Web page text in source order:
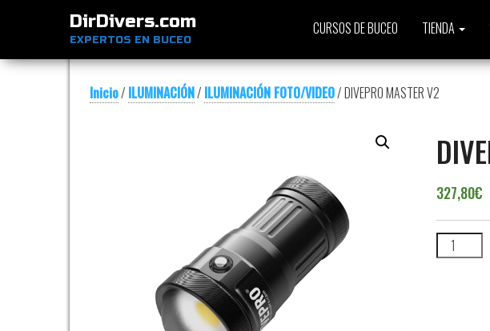
DirDivers.com
EXPERTOS EN BUCEO
CURSOS DE BUCEO TIENDA
Inicio/ ILUMINACIÓN/ ILUMINACIÓN FOTO/VIDEO/ DIVEPRO MASTER V2
327,80€